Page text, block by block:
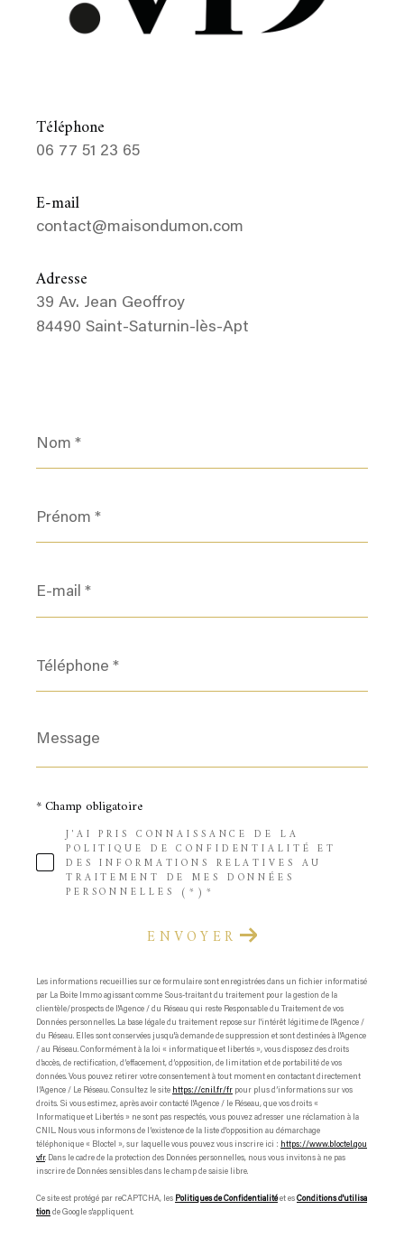
Téléphone
06 77 51 23 65
E-mail
contact@maisondumon.com
Adresse
39 Av. Jean Geoffroy
84490 Saint-Saturnin-lès-Apt
*
*
mail
*
*
*
J'AI PRIS CONNAISSANCE DE LA
POLITIQUE DE CONFIDENTIALITÉ ET
DES INFORMATIONS RELATIVES AU
TRAITEMENT DE MES DONNÉES
PERSONNELLES (*)*
* Champ obligatoire
ENVOYER
Les informations recueillies sur ce formulaire sont enregistrées dans un fichier informatisé
par La Boite Immo agissant comme Sous-traitant du traitement pour la gestion de la
clientèle/prospects de l'Agence / du Réseau qui reste Responsable du Traitement de vos
Données personnelles. La base légale du traitement repose sur l'intérêt légitime de l'Agence /
du Réseau. Elles sont conservées jusqu'à demande de suppression et sont destinées à l'Agence
/ au Réseau. Conformément à la loi « informatique et libertés », vous disposez des droits
d’accès, de rectification, d’effacement, d’opposition, de limitation et de portabilité de vos
données. Vous pouvez retirer votre consentement à tout moment en contactant directement
l’Agence / Le Réseau. Consultez le site https://cnil.fr/fr pour plus d’informations sur vos
droits. Si vous estimez, après avoir contacté l'Agence / le Réseau, que vos droits «
Informatique et Libertés » ne sont pas respectés, vous pouvez adresser une réclamation à la
CNIL. Nous vous informons de l’existence de la liste d'opposition au démarchage
téléphonique « Bloctel », sur laquelle vous pouvez vous inscrire ici : https://www.bloctel.gou
v.fr. Dans le cadre de la protection des Données personnelles, nous vous invitons à ne pas
inscrire de Données sensibles dans le champ de saisie libre.
Ce site est protégé par reCAPTCHA, les Politiques de Confidentialitéet es Conditions d'utilisa
tion de Google s'appliquent.